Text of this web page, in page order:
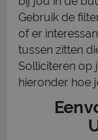
Gebruik de
of er
tussen zitten
Solliciteren op
hieronder hoe